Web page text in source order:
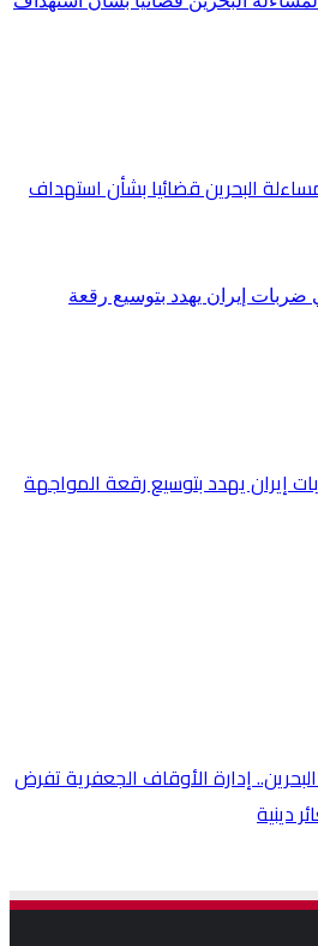
البحرين قضائيا بشأن استهداف
إيران يهدد بتوسيع رقعة المواجهة
إدارة الأوقاف الجعفرية تفرض
دينية